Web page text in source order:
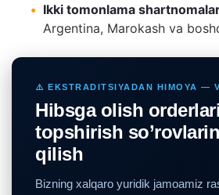
Ikki tomonlama
Argentina, Marokash va
⚠️ EKSTRADITSIYADAN HIMOYA —
Hibsga olish
topshirish
qilish
Bizning xalqaro yuridik jamoamiz